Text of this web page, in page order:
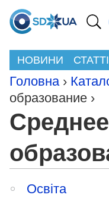
НОВИНИ СТАТТІ
Головна ›
образование ›
Освіта